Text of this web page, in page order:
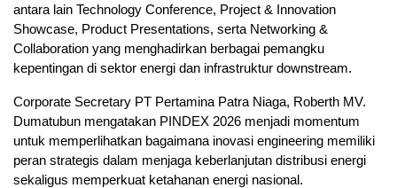
antara lain Technology Conference, Project & Innovation
Showcase, Product Presentations, serta Networking &
Collaboration yang menghadirkan berbagai pemangku
kepentingan di sektor energi dan infrastruktur downstream.
Corporate Secretary PT Pertamina Patra Niaga, Roberth MV.
Dumatubun mengatakan PINDEX 2026 menjadi momentum
untuk memperlihatkan bagaimana inovasi engineering memiliki
peran strategis dalam menjaga keberlanjutan distribusi energi
sekaligus memperkuat ketahanan energi nasional.